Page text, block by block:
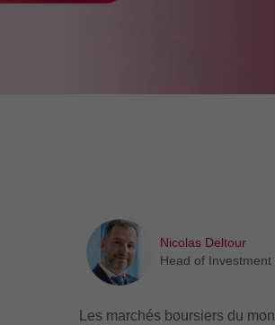
Nicolas Deltour
Head of Investment
Les marchés boursiers du